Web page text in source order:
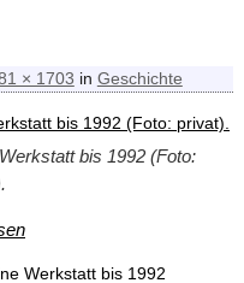
× 1703 in Geschichte
bis 1992 (Foto:
Werkstatt bis 1992